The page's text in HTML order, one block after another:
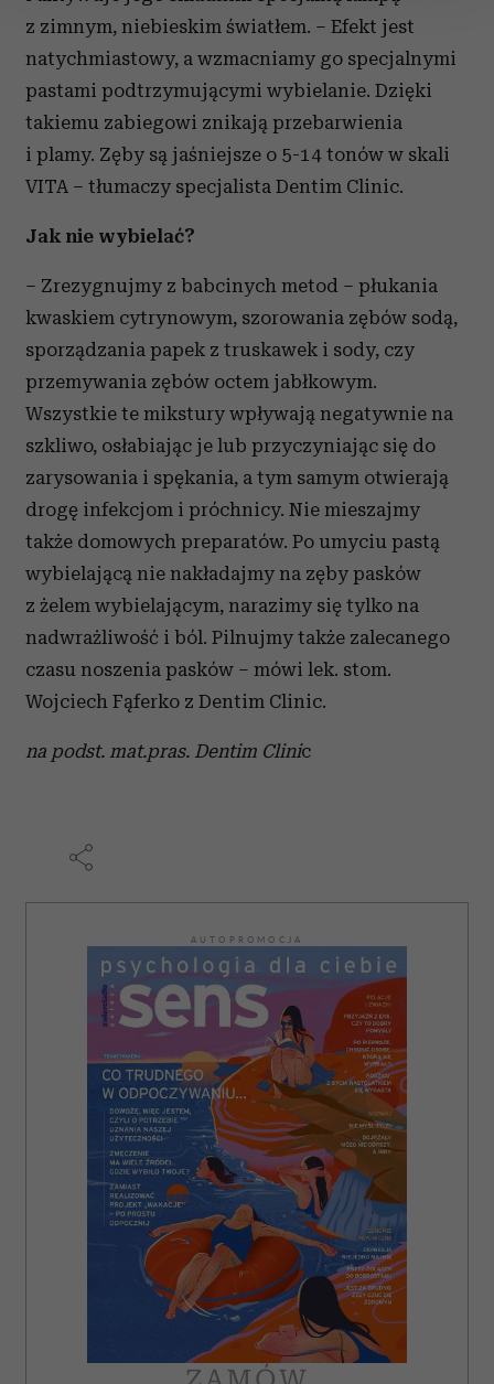
Wykorzystujemy pliki cookie do spersonalizowania treści
i reklam, aby oferować funkcje społecznościowe i
analizować ruch w naszej witrynie. Informacje o tym, jak
korzystasz z naszej witryny, udostępniamy partnerom
społecznościowym, reklamowym i analitycznym.
Partnerzy mogą połączyć te informacje z innymi danymi
otrzymanymi od Ciebie lub uzyskanymi podczas
korzystania z ich usług.
z zimnym, niebieskim światłem. – Efekt jest
natychmiastowy, a wzmacniamy go specjalnymi
pastami podtrzymującymi wybielanie. Dzięki
takiemu zabiegowi znikają przebarwienia
i plamy. Zęby są jaśniejsze o 5-14 tonów w skali
VITA – tłumaczy specjalista Dentim Clinic.
Jak nie wybielać?
– Zrezygnujmy z babcinych metod – płukania
kwaskiem cytrynowym, szorowania zębów sodą,
sporządzania papek z truskawek i sody, czy
przemywania zębów octem jabłkowym.
Wszystkie te mikstury wpływają negatywnie na
szkliwo, osłabiając je lub przyczyniając się do
zarysowania i spękania, a tym samym otwierają
drogę infekcjom i próchnicy. Nie mieszajmy
także domowych preparatów. Po umyciu pastą
wybielającą nie nakładajmy na zęby pasków
z żelem wybielającym, narazimy się tylko na
nadwrażliwość i ból. Pilnujmy także zalecanego
czasu noszenia pasków – mówi lek. stom.
Wojciech Fąferko z Dentim Clinic.
na podst. mat.pras. Dentim Clinic
AUTOPROMOCJA